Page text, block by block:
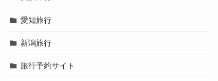
愛知旅行
新潟旅行
旅行予約サイト